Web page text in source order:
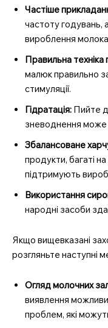
Частіше
частоту годувань,
вироблення
Правильна техніка
малюк правильно
стимуляції.
Гідратація: Пийте
зневоднення може
Збалансоване
продукти, багаті на
підтримують
Використання
народні засоби
Якщо вищевказані
розгляньте наступні
Огляд молочних
виявлення
проблем, які